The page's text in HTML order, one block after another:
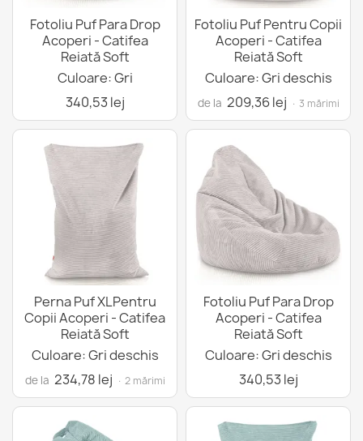
Fotoliu Puf Para Drop
Acoperi - Catifea
Reiată Soft
Culoare: Gri
340,53 lej
Fotoliu Puf Pentru Copii
Acoperi - Catifea
Reiată Soft
Culoare: Gri deschis
de la 209,36 lej · 3 mărimi
Perna Puf XLPentru
Copii Acoperi - Catifea
Reiată Soft
Culoare: Gri deschis
de la 234,78 lej · 2 mărimi
Fotoliu Puf Para Drop
Acoperi - Catifea
Reiată Soft
Culoare: Gri deschis
340,53 lej